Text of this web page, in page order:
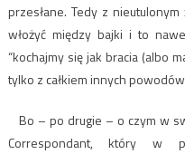
przesłane. Tedy z
włożyć między bajki i to
“kochajmy się jak bracia (albo
tylko z całkiem innych
Bo – po drugie – o czym w
Correspondant, który w